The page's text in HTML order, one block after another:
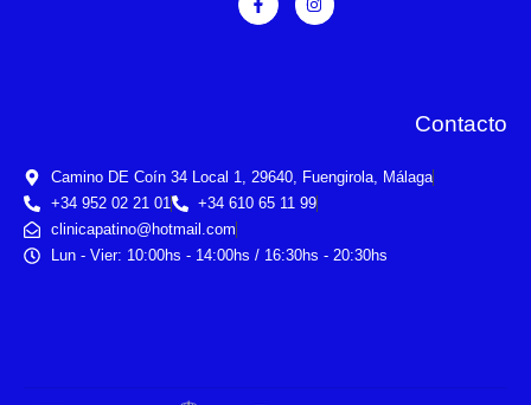
Contacto
Camino DE Coín 34 Local 1, 29640, Fuengirola, Málaga
+34 952 02 21 01
+34 610 65 11 99
clinicapatino@hotmail.com
Lun - Vier: 10:00hs - 14:00hs / 16:30hs - 20:30hs